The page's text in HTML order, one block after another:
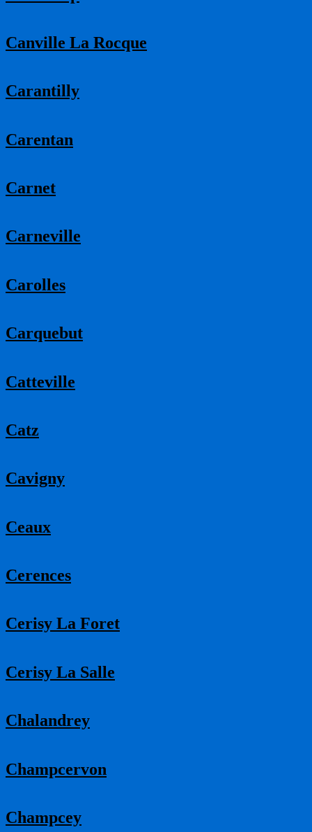
Canville La Rocque
Carantilly
Carentan
Carnet
Carneville
Carolles
Carquebut
Catteville
Catz
Cavigny
Ceaux
Cerences
Cerisy La Foret
Cerisy La Salle
Chalandrey
Champcervon
Champcey